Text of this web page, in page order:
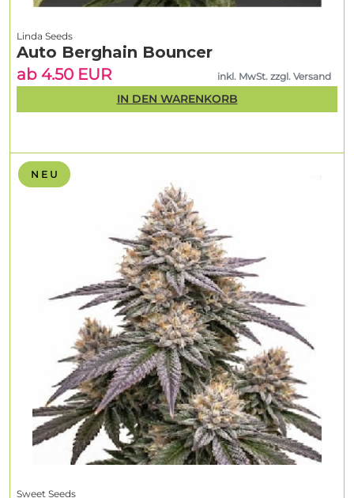
N E U
Sweet Seeds
Linda Seeds
Auto Berghain Bouncer
ab 4.50 EUR
inkl. MwSt. zzgl. Versand
IN DEN WARENKORB